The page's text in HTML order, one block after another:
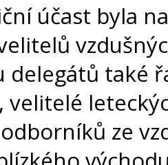
účast byla
delegátů také
velitelé
ze